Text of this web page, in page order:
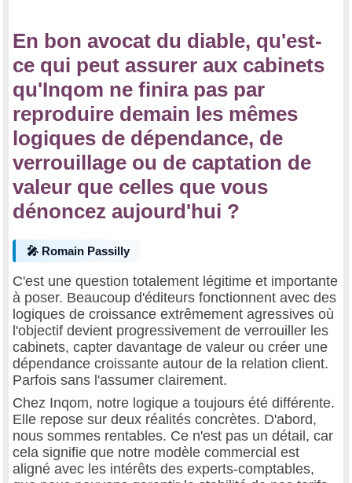
En bon avocat du diable, qu'est-
ce qui peut assurer aux cabinets
qu'Inqom ne finira pas par
reproduire demain les mêmes
logiques de dépendance, de
verrouillage ou de captation de
valeur que celles que vous
dénoncez aujourd'hui ?
🎤 Romain Passilly
C'est une question totalement légitime et importante
à poser. Beaucoup d'éditeurs fonctionnent avec des
logiques de croissance extrêmement agressives où
l'objectif devient progressivement de verrouiller les
cabinets, capter davantage de valeur ou créer une
dépendance croissante autour de la relation client.
Parfois sans l'assumer clairement.
Chez Inqom, notre logique a toujours été différente.
Elle repose sur deux réalités concrètes. D'abord,
nous sommes rentables. Ce n'est pas un détail, car
cela signifie que notre modèle commercial est
aligné avec les intérêts des experts-comptables,